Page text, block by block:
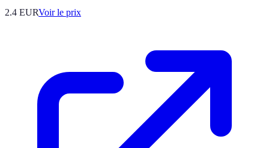
2.4 EURVoir le prix